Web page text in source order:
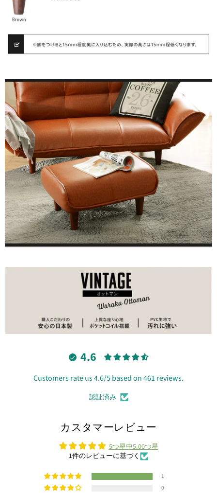
4.6
Customers rate us 4.6/5 based on 461 reviews.
認証済み
カスタマーレビュー
5つ星中5.00つ星
1件のレビューに基づく
1
0